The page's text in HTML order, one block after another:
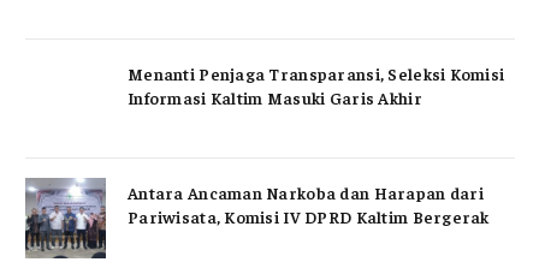
Menanti Penjaga Transparansi, Seleksi Komisi
Informasi Kaltim Masuki Garis Akhir
Antara Ancaman Narkoba dan Harapan dari
Pariwisata, Komisi IV DPRD Kaltim Bergerak